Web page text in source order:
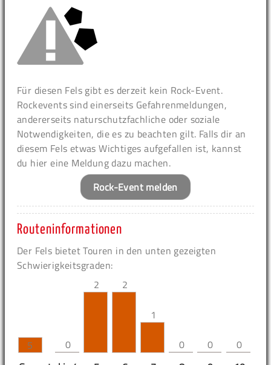
Für diesen Fels gibt es derzeit kein Rock-Event.
Rockevents sind einerseits Gefahrenmeldungen,
andererseits naturschutzfachliche oder soziale
Notwendigkeiten, die es zu beachten gilt. Falls dir an
diesem Fels etwas Wichtiges aufgefallen ist, kannst
du hier eine Meldung dazu machen.
Rock-Event melden
Routeninformationen
Der Fels bietet Touren in den unten gezeigten
Schwierigkeitsgraden:
5 0
2 2
1
0 0 0